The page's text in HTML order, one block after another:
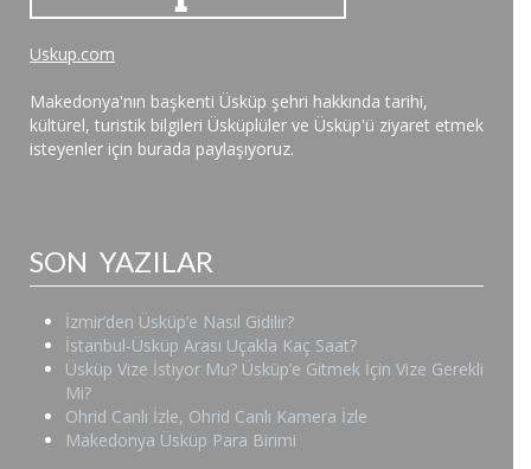
Uskup.com
Makedonya'nın başkenti Üsküp şehri hakkında tarihi,
kültürel, turistik bilgileri Üsküplüler ve Üsküp'ü ziyaret etmek
isteyenler için burada paylaşıyoruz.
SON YAZILAR
İzmir’den Üsküp’e Nasıl Gidilir?
İstanbul-Üsküp Arası Uçakla Kaç Saat?
Üsküp Vize İstiyor Mu? Üsküp’e Gitmek İçin Vize Gerekli
Mi?
Ohrid Canlı İzle, Ohrid Canlı Kamera İzle
Makedonya Üsküp Para Birimi